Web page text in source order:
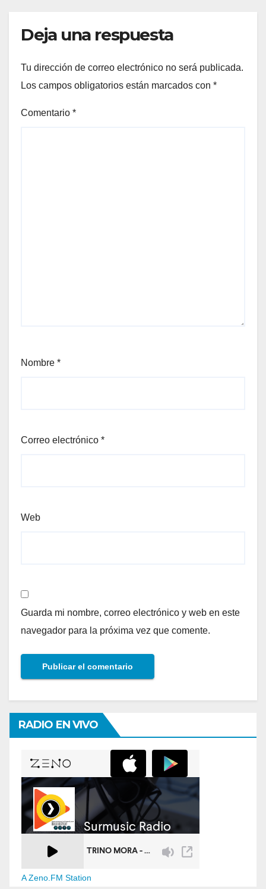
Deja una respuesta
Tu dirección de correo electrónico no será publicada.
Los campos obligatorios están marcados con *
Comentario *
Nombre *
Correo electrónico *
Web
Guarda mi nombre, correo electrónico y web en este
navegador para la próxima vez que comente.
RADIO EN VIVO
A Zeno.FM Station